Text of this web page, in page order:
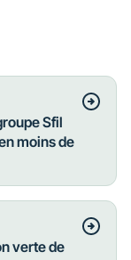
Sfil
moins de
verte de